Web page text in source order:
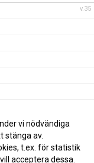
v.35
vi nödvändiga
stänga av.
t.ex. för statistik
acceptera dessa.